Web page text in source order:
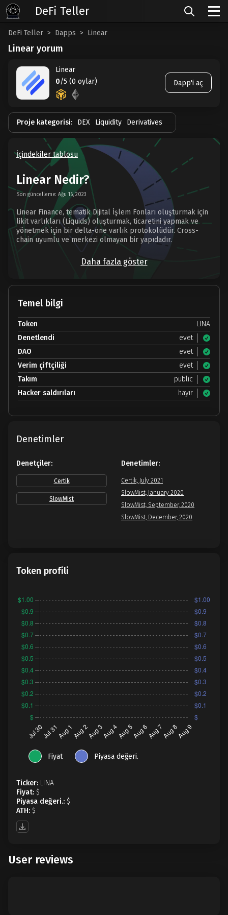
DeFi Teller Dapps Linear
Linear yorum
Linear
0/5 (0 oylar) Dapp'i aç
Proje kategorisi: DEX Liquidity Derivatives
İçindekiler tablosu
Linear Nedir?
Son güncelleme: Ağu 16, 2023
Linear Finance, tematik Dijital İşlem Fonları oluşturmak için
likit varlıkları (Liquids) oluşturmak, ticaretini yapmak ve
yönetmek için bir delta-one varlık protokolüdür. Cross-
chain uyumlu ve merkezi olmayan bir yapıdadır.
Daha fazla göster
Temel bilgi
Token
LINA
Denetlendi
evet
DAO
evet
Verim çiftçiliği
evet
Takım
public
Hacker saldırıları
hayır
Denetimler
Denetçiler:
Certik
SlowMist
Denetimler:
Certik, July 2021
SlowMist, January 2020
SlowMist, September, 2020
SlowMist, December, 2020
Token profili
Fiyat Piyasa değeri.
Ticker: LINA
Fiyat: $
Piyasa değeri.: $
ATH: $
User reviews
DeFi Teller